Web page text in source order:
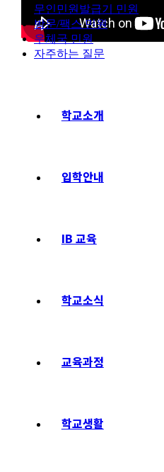
무인민원발급기 민원
방문/팩스 민원
우체국 민원
자주하는 질문
학교소개
입학안내
IB 교육
학교소식
교육과정
학교생활